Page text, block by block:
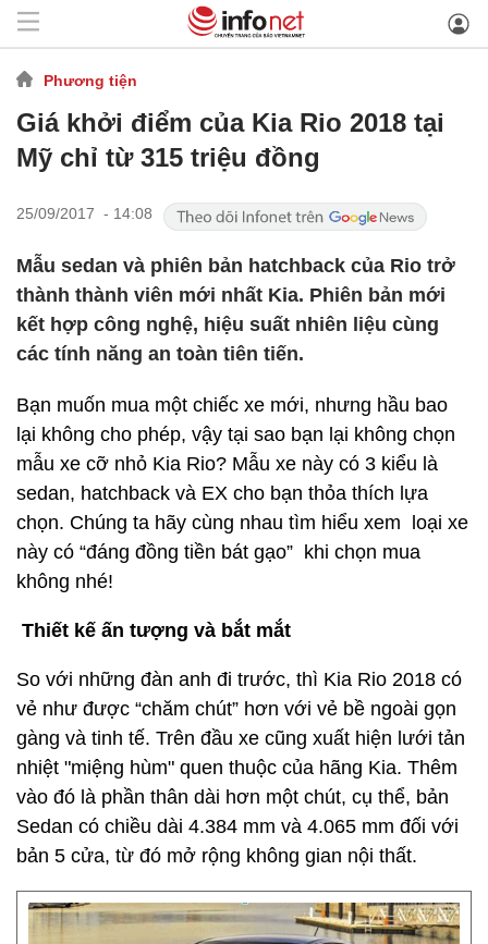
Phương tiện
Giá khởi điểm của Kia Rio 2018 tại
Mỹ chỉ từ 315 triệu đồng
25/09/2017 - 14:08
Mẫu sedan và phiên bản hatchback của Rio trở
thành thành viên mới nhất Kia. Phiên bản mới
kết hợp công nghệ, hiệu suất nhiên liệu cùng
các tính năng an toàn tiên tiến.
Bạn muốn mua một chiếc xe mới, nhưng hầu bao
lại không cho phép, vậy tại sao bạn lại không chọn
mẫu xe cỡ nhỏ Kia Rio? Mẫu xe này có 3 kiểu là
sedan, hatchback và EX cho bạn thỏa thích lựa
chọn. Chúng ta hãy cùng nhau tìm hiểu xem loại xe
này có “đáng đồng tiền bát gạo” khi chọn mua
không nhé!
Thiết kế ấn tượng và bắt mắt
So với những đàn anh đi trước, thì Kia Rio 2018 có
vẻ như được “chăm chút” hơn với vẻ bề ngoài gọn
gàng và tinh tế. Trên đầu xe cũng xuất hiện lưới tản
nhiệt "miệng hùm" quen thuộc của hãng Kia. Thêm
vào đó là phần thân dài hơn một chút, cụ thể, bản
Sedan có chiều dài 4.384 mm và 4.065 mm đối với
bản 5 cửa, từ đó mở rộng không gian nội thất.